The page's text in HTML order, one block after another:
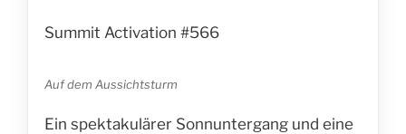
Summit Activation #566
Auf dem Aussichtsturm
Ein spektakulärer Sonnuntergang und eine